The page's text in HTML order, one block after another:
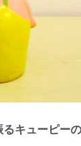
キューピー